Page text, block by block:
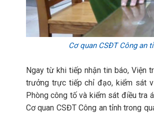
Cơ quan CSĐT Công an
Ngay từ khi tiếp nhận tin báo, Viện
trưởng trực tiếp chỉ đạo, kiểm sát
Phòng công tố và kiểm sát điều tra
Cơ quan CSĐT Công an tỉnh trong